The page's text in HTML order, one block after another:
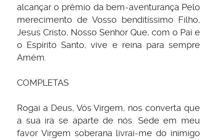
alcançar o prêmio da bem-aventurança Pelo
merecimento de Vosso benditíssimo Filho,
Jesus Cristo, Nosso Senhor Que, com o Pai e
o Espírito Santo, vive e reina para sempre
Amém.
COMPLETAS
Rogai a Deus, Vós Virgem, nos converta que
a sua ira se aparte de nós. Sede em meu
favor Virgem soberana livrai-me do inimigo